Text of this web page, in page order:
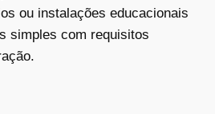
ou instalações educacionais
simples com requisitos